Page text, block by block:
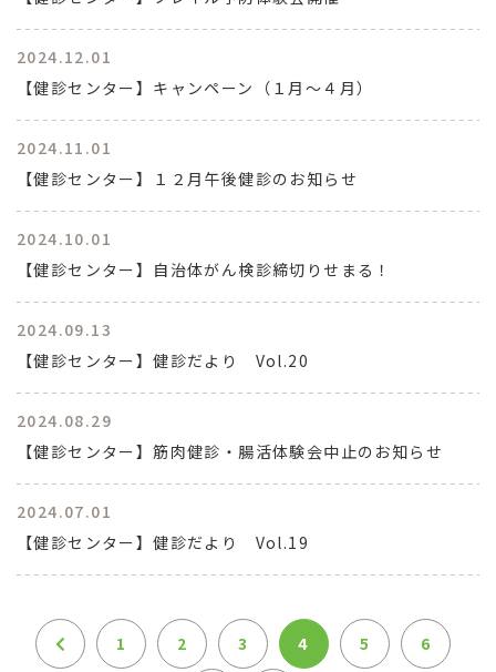
2024.12.01
【健診センター】キャンペーン（１月～４月）
2024.11.01
【健診センター】１２月午後健診のお知らせ
2024.10.01
【健診センター】自治体がん検診締切りせまる！
2024.09.13
【健診センター】健診だより Vol.20
2024.08.29
【健診センター】筋肉健診・腸活体験会中止のお知らせ
2024.07.01
【健診センター】健診だより Vol.19
1 2 3 4 5 6